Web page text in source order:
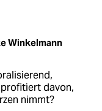
Winkelmann
davon,
nimmt?